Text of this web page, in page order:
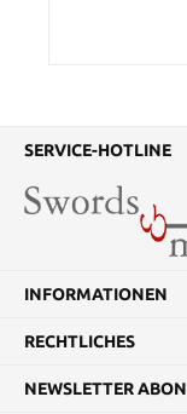
SERVICE-HOTLINE
INFORMATIONEN
RECHTLICHES
NEWSLETTER